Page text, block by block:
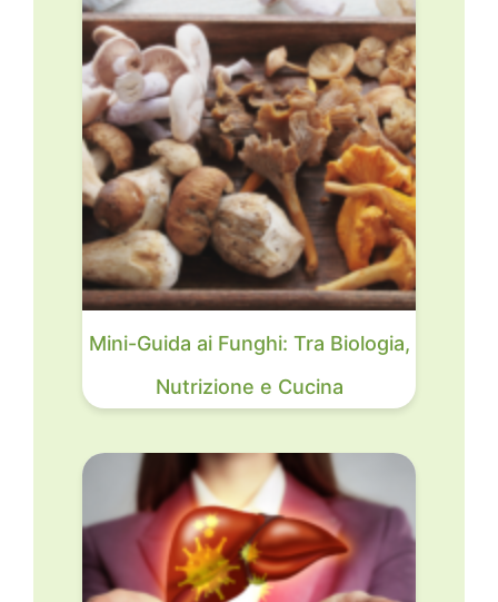
Mini-Guida ai Funghi: Tra Biologia,
Nutrizione e Cucina